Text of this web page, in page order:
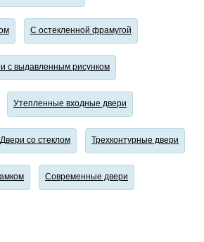
С остекленной фрамугой
с выдавленным рисунком
Утепленные входные двери
Двери со стеклом Трехконтурные двери
Современные двери